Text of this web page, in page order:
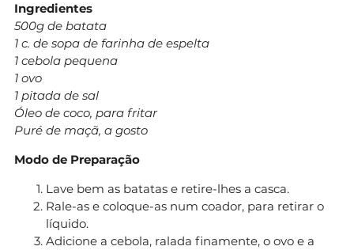
Ingredientes
500g de batata
1 c. de sopa de farinha de espelta
1 cebola pequena
1 ovo
1 pitada de sal
Óleo de coco, para fritar
Puré de maçã, a gosto
Modo de Preparação
Lave bem as batatas e retire-lhes a casca.
Rale-as e coloque-as num coador, para retirar o
líquido.
Adicione a cebola, ralada finamente, o ovo e a